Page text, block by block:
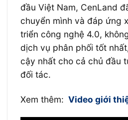
đầu Việt Nam, CenLand
chuyển mình và đáp ứng
triển công nghệ 4.0,
dịch vụ phân phối tốt
cậy nhất cho cả chủ đầu
đối tác.
Xem thêm: Video giới